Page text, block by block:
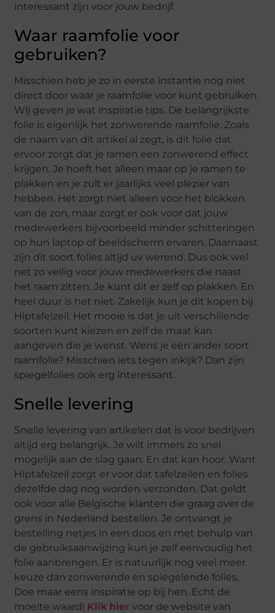
interessant zijn voor jouw bedrijf.
Waar raamfolie voor
gebruiken?
Misschien heb je zo in eerste instantie nog niet
direct door waar je raamfolie voor kunt gebruiken.
Wij geven je wat inspiratie tips. De belangrijkste
folie is eigenlijk het zonwerende raamfolie. Zoals
de naam van dit artikel al zegt, is dit folie dat
ervoor zorgt dat je ramen een zonwerend effect
krijgen. Je hoeft het alleen maar op je ramen te
plakken en je zult er jaarlijks veel plezier van
hebben. Het zorgt niet alleen voor het blokken
van de zon, maar zorgt er ook voor dat jouw
medewerkers bijvoorbeeld minder schitteringen
op hun laptop of beeldscherm ervaren. Daarnaast
zijn dit soort folies altijd uv werend. Dus ook wel
net zo veilig voor jouw medewerkers die naast
het raam zitten. Je kunt dit er zelf op plakken. En
heel duur is het niet. Zakelijk kun je dit kopen bij
Hiptafelzeil. Het mooie is dat je uit verschillende
soorten kunt kiezen en zelf de maat kan
aangeven die je wenst. Wens je een ander soort
raamfolie? Misschien iets tegen inkijk? Dan zijn
spiegelfolies ook erg interessant.
Snelle levering
Snelle levering van artikelen dat is voor bedrijven
altijd erg belangrijk. Je wilt immers zo snel
mogelijk aan de slag gaan. En dat kan hoor. Want
Hiptafelzeil zorgt er voor dat tafelzeilen en folies
dezelfde dag nog worden verzonden. Dat geldt
ook voor alle Belgische klanten die graag over de
grens in Nederland bestellen. Je ontvangt je
bestelling netjes in een doos en met behulp van
de gebruiksaanwijzing kun je zelf eenvoudig het
folie aanbrengen. Er is natuurlijk nog veel meer
keuze dan zonwerende en spiegelende folies.
Doe maar eens inspiratie op bij hen. Echt de
moeite waard! Klik hier voor de website van